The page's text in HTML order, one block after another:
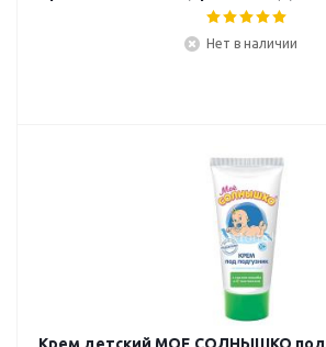
Нет в наличии